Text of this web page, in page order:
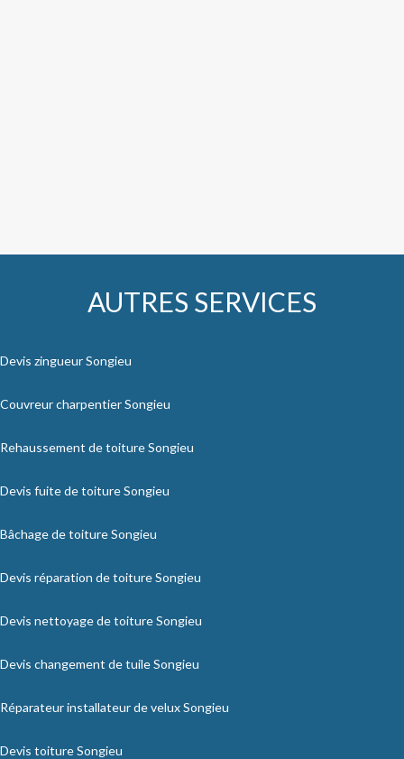
AUTRES SERVICES
Devis zingueur Songieu
Couvreur charpentier Songieu
Rehaussement de toiture Songieu
Devis fuite de toiture Songieu
Bâchage de toiture Songieu
Devis réparation de toiture Songieu
Devis nettoyage de toiture Songieu
Devis changement de tuile Songieu
Réparateur installateur de velux Songieu
Devis toiture Songieu